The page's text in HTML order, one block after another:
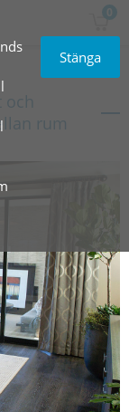
Stänga
0
och
rum